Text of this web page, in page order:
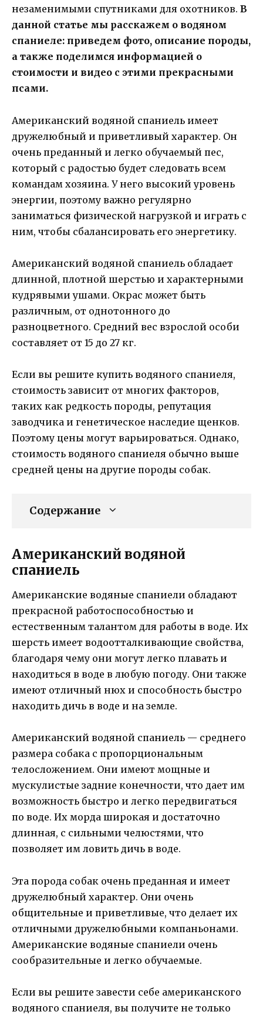
незаменимыми спутниками для охотников. В
данной статье мы расскажем о водяном
спаниеле: приведем фото, описание породы,
а также поделимся информацией о
стоимости и видео с этими прекрасными
псами.
Американский водяной спаниель имеет
дружелюбный и приветливый характер. Он
очень преданный и легко обучаемый пес,
который с радостью будет следовать всем
командам хозяина. У него высокий уровень
энергии, поэтому важно регулярно
заниматься физической нагрузкой и играть с
ним, чтобы сбалансировать его энергетику.
Американский водяной спаниель обладает
длинной, плотной шерстью и характерными
кудрявыми ушами. Окрас может быть
различным, от однотонного до
разноцветного. Средний вес взрослой особи
составляет от 15 до 27 кг.
Если вы решите купить водяного спаниеля,
стоимость зависит от многих факторов,
таких как редкость породы, репутация
заводчика и генетическое наследие щенков.
Поэтому цены могут варьироваться. Однако,
стоимость водяного спаниеля обычно выше
средней цены на другие породы собак.
Содержание
Американский водяной
спаниель
Американские водяные спаниели обладают
прекрасной работоспособностью и
естественным талантом для работы в воде. Их
шерсть имеет водоотталкивающие свойства,
благодаря чему они могут легко плавать и
находиться в воде в любую погоду. Они также
имеют отличный нюх и способность быстро
находить дичь в воде и на земле.
Американский водяной спаниель — среднего
размера собака с пропорциональным
телосложением. Они имеют мощные и
мускулистые задние конечности, что дает им
возможность быстро и легко передвигаться
по воде. Их морда широкая и достаточно
длинная, с сильными челюстями, что
позволяет им ловить дичь в воде.
Эта порода собак очень преданная и имеет
дружелюбный характер. Они очень
общительные и приветливые, что делает их
отличными дружелюбными компаньонами.
Американские водяные спаниели очень
сообразительные и легко обучаемые.
Если вы решите завести себе американского
водяного спаниеля, вы получите не только